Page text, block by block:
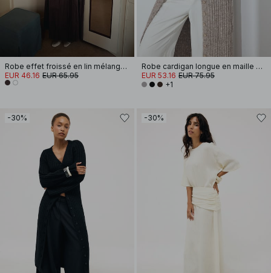
Robe effet froissé en lin mélangé à bretelles amples
EUR 46.16 EUR 65.95
Robe cardigan longue en maille de laine mélangée
EUR 53.16 EUR 75.95
+1
-30% -30%